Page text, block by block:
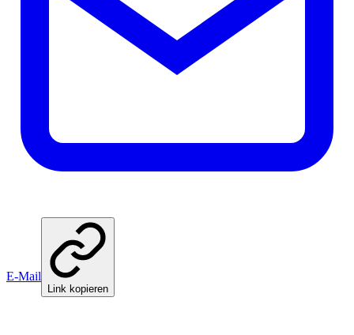
E-Mail
Link kopieren